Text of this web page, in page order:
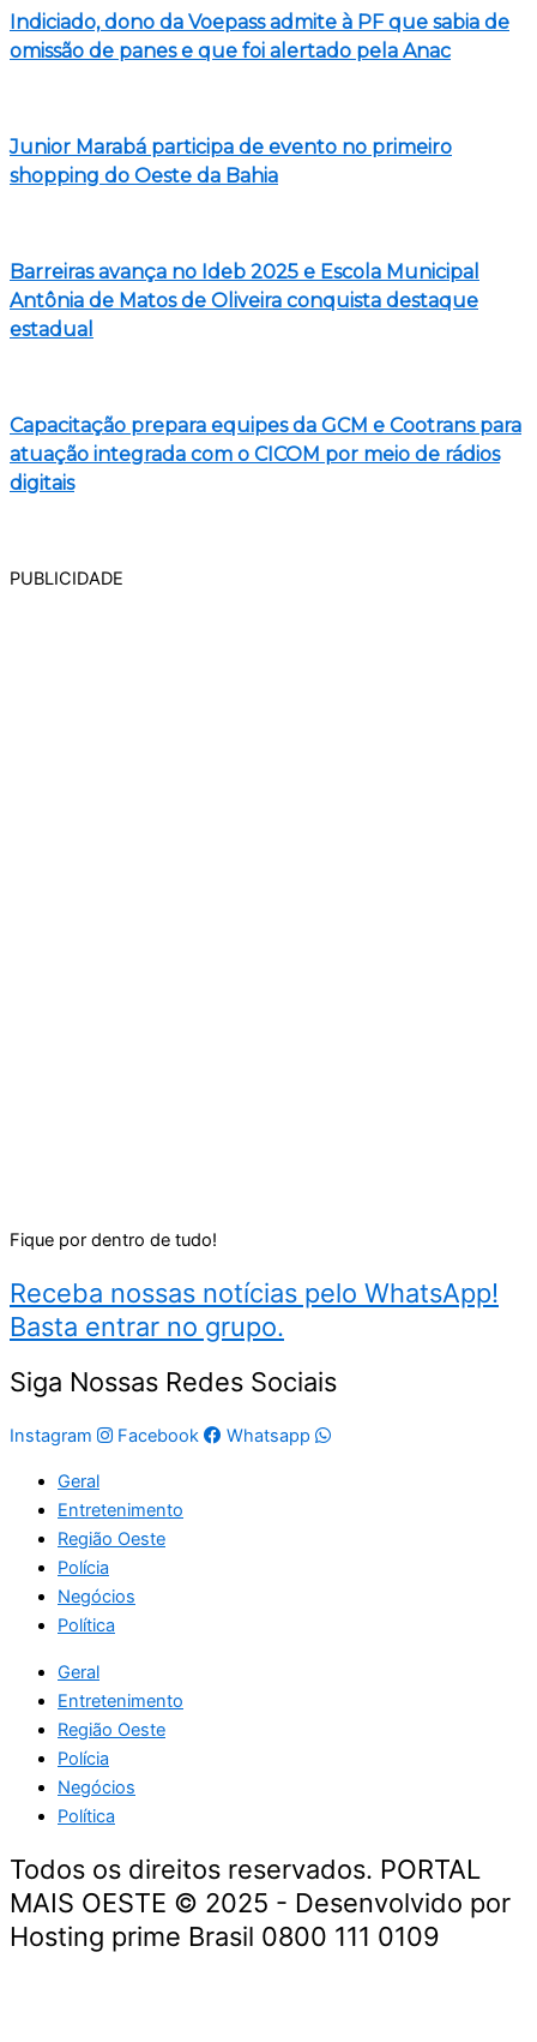
Indiciado, dono da Voepass admite à PF que sabia de
omissão de panes e que foi alertado pela Anac
Junior Marabá participa de evento no primeiro
shopping do Oeste da Bahia
Barreiras avança no Ideb 2025 e Escola Municipal
Antônia de Matos de Oliveira conquista destaque
estadual
Capacitação prepara equipes da GCM e Cootrans para
atuação integrada com o CICOM por meio de rádios
digitais
PUBLICIDADE
Fique por dentro de tudo!
Receba nossas notícias pelo WhatsApp!
Basta entrar no grupo.
Siga Nossas Redes Sociais
Instagram Facebook Whatsapp
Geral
Entretenimento
Região Oeste
Polícia
Negócios
Política
Geral
Entretenimento
Região Oeste
Polícia
Negócios
Política
Todos os direitos reservados. PORTAL
MAIS OESTE © 2025 - Desenvolvido por
Hosting prime Brasil 0800 111 0109